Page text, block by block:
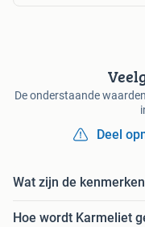
De onderstaande
Deel
Wat zijn de
Hoe wordt Karmeliet